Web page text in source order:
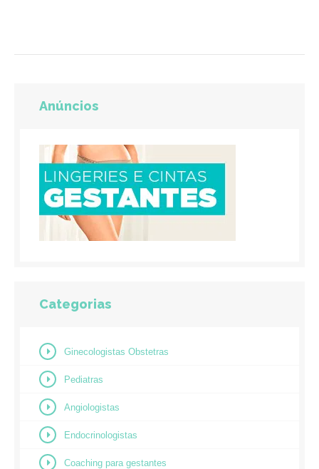
Anúncios
Categorias
Ginecologistas Obstetras
Pediatras
Angiologistas
Endocrinologistas
Coaching para gestantes